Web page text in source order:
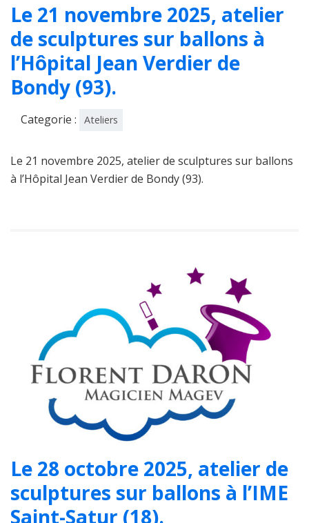
Le 21 novembre 2025, atelier
de sculptures sur ballons à
l’Hôpital Jean Verdier de
Bondy (93).
Categorie : Ateliers
Le 21 novembre 2025, atelier de sculptures sur ballons
à l’Hôpital Jean Verdier de Bondy (93).
Le 28 octobre 2025, atelier de
sculptures sur ballons à l’IME
Saint-Satur (18).